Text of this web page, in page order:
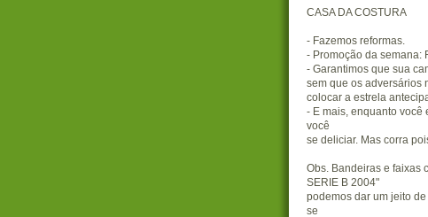
CASA DA COSTURA
- Fazemos reformas.
- Promoção da semana:
- Garantimos que sua
sem que os adversários
colocar a estrela
- E mais, enquanto você
você
se deliciar. Mas corra
Obs. Bandeiras e faixas
SERIE B 2004"
podemos dar um jeito
se